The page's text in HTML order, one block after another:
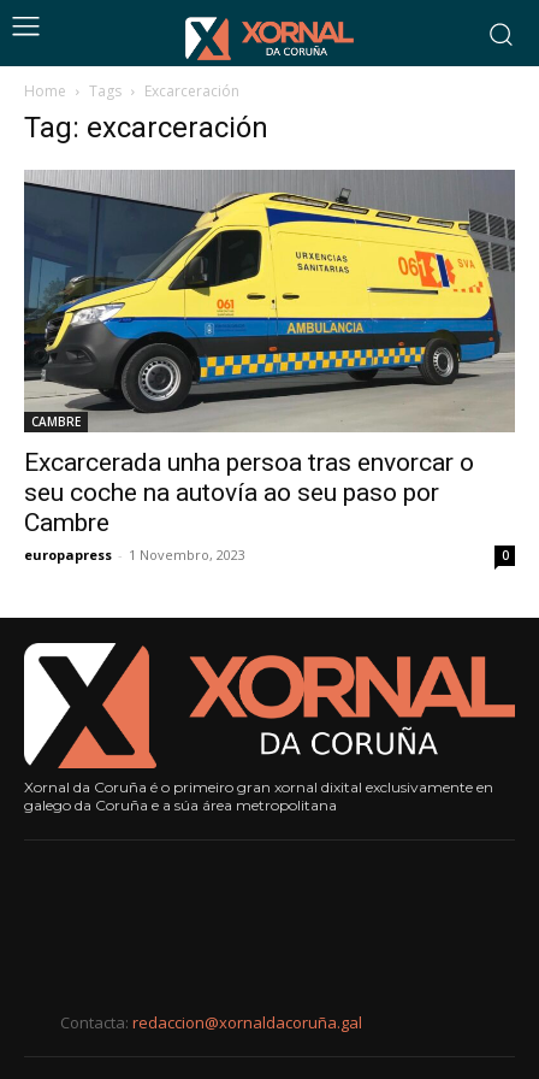
Home Tags Excarceración
Tag: excarceración
CAMBRE
Excarcerada unha persoa tras envorcar o
seu coche na autovía ao seu paso por
Cambre
europapress - 1 Novembro, 2023 0
Xornal da Coruña é o primeiro gran xornal dixital exclusivamente en
galego da Coruña e a súa área metropolitana
Contacta: redaccion@xornaldacoruña.gal